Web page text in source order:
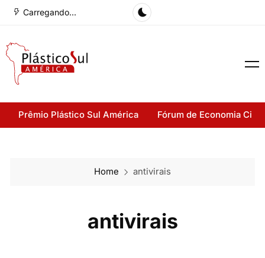
Carregando...
Prêmio Plástico Sul América Fórum de Economia
Home antivirais
antivirais